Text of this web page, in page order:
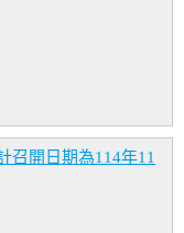
召開日期為114年11